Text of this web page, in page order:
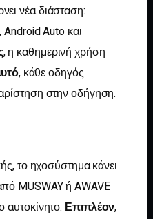
νέα διάσταση:
Auto και
, η καθημερινή χρήση
, κάθε οδηγός
στην οδήγηση.
το ηχοσύστημα κάνει
MUSWAY ή AWAVE
αυτοκίνητο. Επιπλέον,